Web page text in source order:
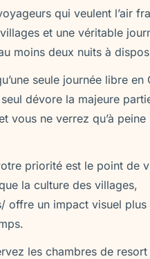
qui veulent l’air
et une véritable
moins deux nuits à
seule journée libre en
dévore la majeure
vous ne verrez qu’à peine
priorité est le point de
la culture des villages,
offre un impact visuel plus
les chambres de resort